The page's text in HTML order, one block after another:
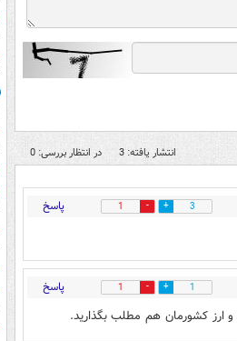
انتشار یافته: 3 در انتظار بررسی: 0
3
1 پاسخ
1
1 پاسخ
و ارز کشورمان هم مطلب بگذارید.